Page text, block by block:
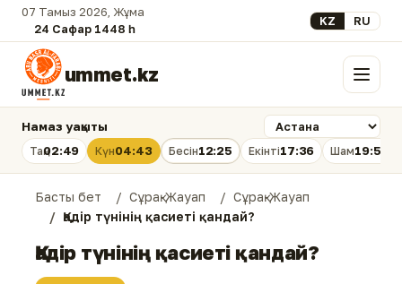
07 Тамыз 2026, Жұма
24 Сафар 1448 һ.
Select your
KZ RU
ummet.kz Мәзір
Намаз уақыты
Таң02:49 Күн04:43 Бесін12:25 Екінті17:36 Шам19:56
Басты бет Сұрақ-Жауап
Сұрақ-Жауап
Қадір түнінің қасиеті қандай?
Қадір түнінің қасиеті қандай?